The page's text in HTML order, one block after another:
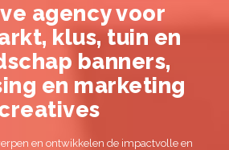
agency voor
klus, tuin en
banners,
en marketing
en ontwikkelen de impactvolle en